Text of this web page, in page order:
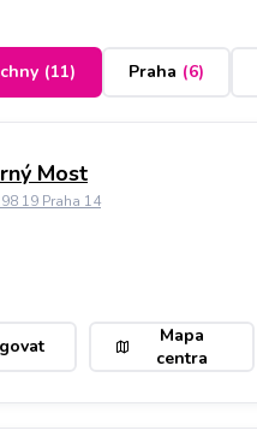
(11) Praha (6)
Most
19 Praha 14
Mapa
centra